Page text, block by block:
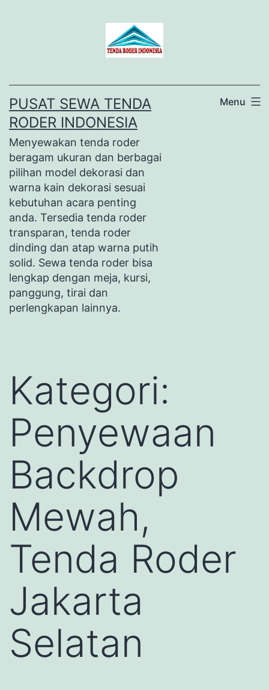
PUSAT SEWA TENDA
RODER INDONESIA
Menyewakan tenda roder
beragam ukuran dan berbagai
pilihan model dekorasi dan
warna kain dekorasi sesuai
kebutuhan acara penting
anda. Tersedia tenda roder
transparan, tenda roder
dinding dan atap warna putih
solid. Sewa tenda roder bisa
lengkap dengan meja, kursi,
panggung, tirai dan
perlengkapan lainnya.
Menu
Kategori:
Penyewaan
Backdrop
Mewah,
Tenda Roder
Jakarta
Selatan